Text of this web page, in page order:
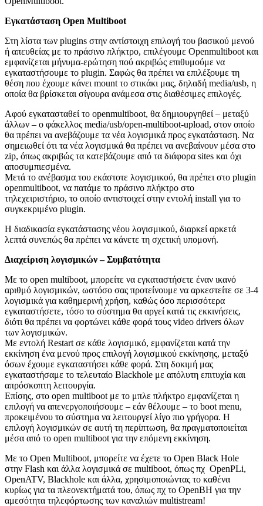
Εγκατάσταση Open Multiboot
Στη λίστα των plugins στην αντίστοιχη επιλογή του βασικού μενού
ή απευθείας με το πράσινο πλήκτρο, επιλέγουμε Openmultiboot και
εμφανίζεται μήνυμα-ερώτηση πού ακριβώς επιθυμούμε να
εγκαταστήσουμε το plugin. Σαφώς θα πρέπει να επιλέξουμε τη
θέση που έχουμε κάνει mount το στικάκι μας, δηλαδή media/usb, η
οποία θα βρίσκεται σίγουρα ανάμεσα στις διαθέσιμες επιλογές.
Αφού εγκατασταθεί το openmultiboot, θα δημιουργηθεί – μεταξύ
άλλων – ο φάκελλος media/usb/open-multiboot-upload, στον οποίο
θα πρέπει να ανεβάζουμε τα νέα λογισμικά προς εγκατάσταση. Να
σημειωθεί ότι τα νέα λογισμικά θα πρέπει να ανεβαίνουν μέσα στο
zip, όπως ακριβώς τα κατεβάζουμε από τα διάφορα sites και όχι
αποσυμπιεσμένα.
Μετά το ανέβασμα του εκάστοτε λογισμικού, θα πρέπει στο plugin
openmultiboot, να πατάμε το πράσινο πλήκτρο στο
τηλεχειριστήριο, το οποίο αντιστοιχεί στην εντολή install για το
συγκεκριμένο plugin.
Η διαδικασία εγκατάστασης νέου λογισμικού, διαρκεί αρκετά
λεπτά συνεπώς θα πρέπει να κάνετε τη σχετική υπομονή.
Διαχείριση λογισμικών – Συμβατότητα
Με το open multiboot, μπορείτε να εγκαταστήσετε έναν ικανό
αριθμό λογισμικών, ωστόσο σας προτείνουμε να αρκεστείτε σε 3-4
λογισμικά για καθημερινή χρήση, καθώς όσο περισσότερα
εγκαταστήσετε, τόσο το σύστημα θα αργεί κατά τις εκκινήσεις,
διότι θα πρέπει να φορτώνει κάθε φορά τους video drivers όλων
των λογισμικών.
Με εντολή Restart σε κάθε λογισμικό, εμφανίζεται κατά την
εκκίνηση ένα μενού προς επιλογή λογισμικού εκκίνησης, μεταξύ
όσων έχουμε εγκαταστήσει κάθε φορά. Στη δοκιμή μας
εγκαταστήσαμε το τελευταίο Blackhole με απόλυτη επιτυχία και
απρόσκοπτη λειτουργία.
Επίσης, στο open multiboot με το μπλε πλήκτρο εμφανίζεται η
επιλογή να απενεργοποιήσουμε – εάν θέλουμε – το boot menu,
προκειμένου το σύστημα να λειτουργεί λίγο πιο γρήγορα. Η
επιλογή λογισμικών σε αυτή τη περίπτωση, θα πραγματοποιείται
μέσα από το open multiboot για την επόμενη εκκίνηση.
Με το Open Multiboot, μπορείτε να έχετε το Open Black Hole
στην Flash και άλλα λογισμικά σε multiboot, όπως πχ OpenPLi,
OpenATV, Blackhole και άλλα, χρησιμοποιώντας το καθένα
κυρίως για τα πλεονεκτήματά του, όπως πχ το OpenBH για την
αμεσότητα τηλεφόρτωσης των καναλιών multistream!